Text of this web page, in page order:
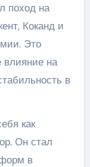
поход на
Коканд и
Это
влияние на
в
как
Он стал
в